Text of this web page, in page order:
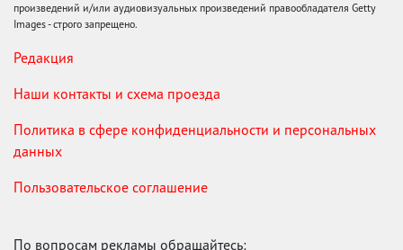
произведений и/или аудиовизуальных произведений правообладателя Getty
Images - строго запрещено.
Редакция
Наши контакты и схема проезда
Политика в сфере конфиденциальности и персональных
данных
Пользовательское соглашение
По вопросам рекламы обращайтесь: